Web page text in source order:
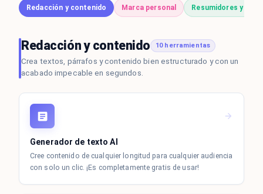
Redacción y contenido Marca personal Resumidores y
Redacción y contenido 10 herramientas
Crea textos, párrafos y contenido bien estructurado y con un
acabado impecable en segundos.
Generador de texto AI
Cree contenido de cualquier longitud para cualquier audiencia
con solo un clic. ¡Es completamente gratis de usar!